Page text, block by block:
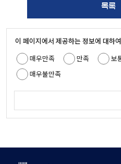
목록
이 페이지에서 제공하는 정보에 대하
매우만족
만족 보
매우불만족